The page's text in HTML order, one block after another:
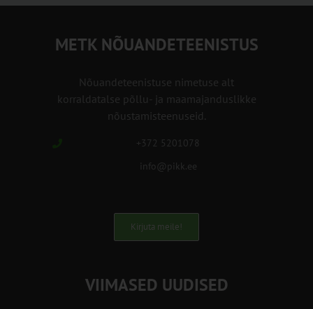
METK NÕUANDETEENISTUS
Nõuandeteenistuse nimetuse alt
korraldatalse põllu- ja maamajanduslikke
nõustamisteenuseid.
+372 5201078
info@pikk.ee
Kirjuta meile!
VIIMASED UUDISED